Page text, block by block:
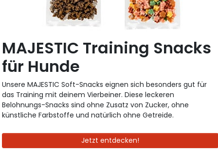
MAJESTIC Training Snacks
für Hunde
Unsere MAJESTIC Soft-Snacks eignen sich besonders gut für
das Training mit deinem Vierbeiner. Diese leckeren
Belohnungs-Snacks sind ohne Zusatz von Zucker, ohne
künstliche Farbstoffe und natürlich ohne Getreide.
Jetzt entdecken!